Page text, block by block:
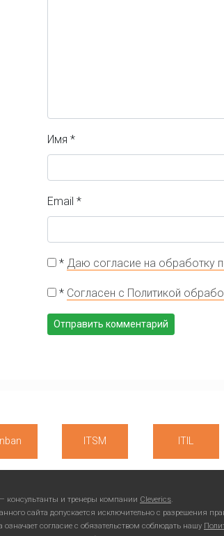
Имя *
Email *
* Даю согласие на обработку
* Согласен с Политикой
ITSM ITIL
консультанты и тренеры компании Cleverics.
сайта допускается исключительно с разрешения
означает согласие с обязательством соблюдать нашу